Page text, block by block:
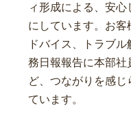
ィ形成による、安
にしています。お
ドバイス、トラブ
務日報報告に本部社
ど、つながりを感
ています。